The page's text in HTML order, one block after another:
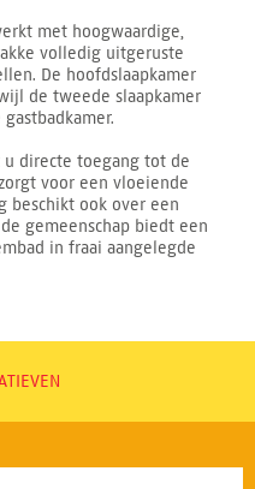
met hoogwaardige,
volledig uitgeruste
De hoofdslaapkamer
de tweede slaapkamer
directe toegang tot de
voor een vloeiende
beschikt ook over een
gemeenschap biedt een
in fraai aangelegde